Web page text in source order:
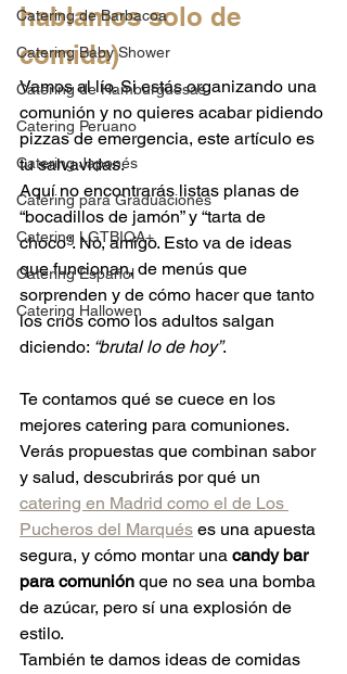
Catering de Barbacoa
Catering Baby Shower
Catering de Hamburguesas
Catering Peruano
Catering Japonés
Catering para Graduaciones
Catering LGTBIQA+
Catering Español
Catering Hallowen
hablamos solo de
comida)
Vamos al lío. Si estás organizando una
comunión y no quieres acabar pidiendo
pizzas de emergencia, este artículo es
tu salvavidas.
Aquí no encontrarás listas planas de
“bocadillos de jamón” y “tarta de
choco”. No, amigo. Esto va de ideas
que funcionan, de menús que
sorprenden y de cómo hacer que tanto
los críos como los adultos salgan
diciendo: “brutal lo de hoy”.
Te contamos qué se cuece en los
mejores catering para comuniones.
Verás propuestas que combinan sabor
y salud, descubrirás por qué un
catering en Madrid como el de Los
Pucheros del Marqués es una apuesta
segura, y cómo montar una candy bar
para comunión que no sea una bomba
de azúcar, pero sí una explosión de
estilo.
También te damos ideas de comidas